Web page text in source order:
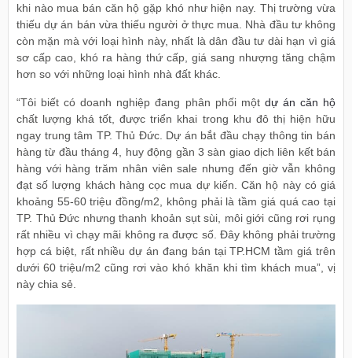
khi nào mua bán căn hộ gặp khó như hiện nay. Thị trường vừa
thiếu dự án bán vừa thiếu người ở thực mua. Nhà đầu tư không
còn mặn mà với loại hình này, nhất là dân đầu tư dài hạn vì giá
sơ cấp cao, khó ra hàng thứ cấp, giá sang nhượng tăng chậm
hơn so với những loại hình nhà đất khác.
“Tôi biết có doanh nghiệp đang phân phối một dự án căn hộ
chất lượng khá tốt, được triển khai trong khu đô thị hiện hữu
ngay trung tâm TP. Thủ Đức. Dự án bắt đầu chạy thông tin bán
hàng từ đầu tháng 4, huy động gần 3 sàn giao dịch liên kết bán
hàng với hàng trăm nhân viên sale nhưng đến giờ vẫn không
đạt số lượng khách hàng cọc mua dự kiến. Căn hộ này có giá
khoảng 55-60 triệu đồng/m2, không phải là tầm giá quá cao tại
TP. Thủ Đức nhưng thanh khoản sụt sùi, môi giới cũng rơi rụng
rất nhiều vì chạy mãi không ra được số. Đây không phải trường
hợp cá biệt, rất nhiều dự án đang bán tại TP.HCM tầm giá trên
dưới 60 triệu/m2 cũng rơi vào khó khăn khi tìm khách mua”, vị
này chia sẻ.